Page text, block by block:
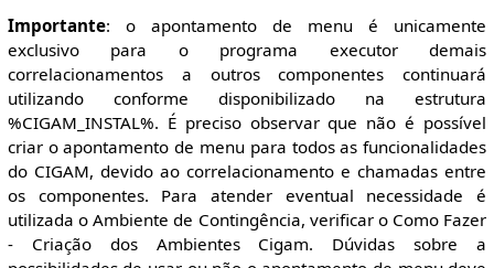
Importante: o apontamento de menu é unicamente
exclusivo para o programa executor demais
correlacionamentos a outros componentes continuará
utilizando conforme disponibilizado na estrutura
%CIGAM_INSTAL%. É preciso observar que não é possível
criar o apontamento de menu para todos as funcionalidades
do CIGAM, devido ao correlacionamento e chamadas entre
os componentes. Para atender eventual necessidade é
utilizada o Ambiente de Contingência, verificar o Como Fazer
- Criação dos Ambientes Cigam. Dúvidas sobre a